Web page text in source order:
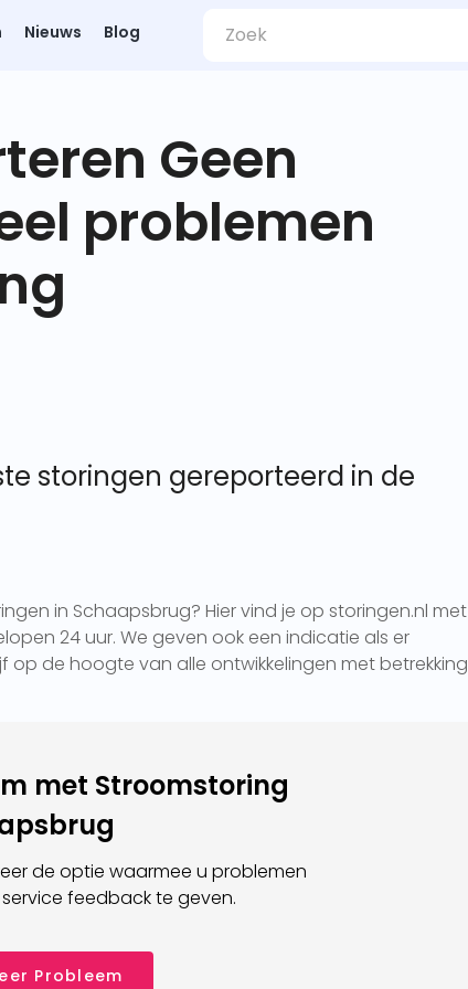
Nieuws Blog
Geen
problemen
storingen gereporteerd in de
in Schaapsbrug? Hier vind je op storingen.nl met
24 uur. We geven ook een indicatie als er
op de hoogte van alle ontwikkelingen met betrekking
met Stroomstoring
de optie waarmee u problemen
feedback te geven.
Probleem